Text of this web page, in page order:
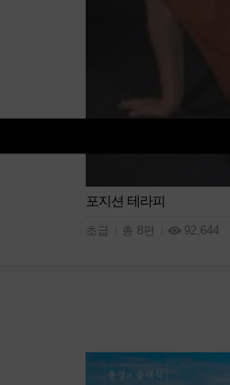
포지션 테라피
초급 총 8편 92,644